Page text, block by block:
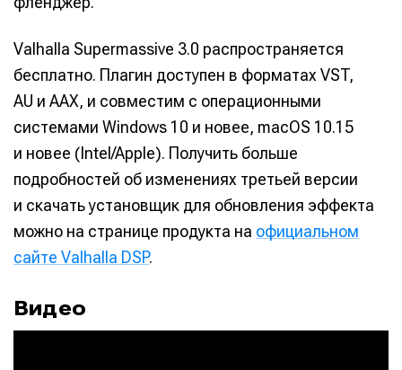
Valhalla Supermassive 3.0 распространяется
бесплатно. Плагин доступен в форматах VST,
AU и AAX, и совместим с операционными
системами Windows 10 и новее, macOS 10.15
и новее (Intel/Apple). Получить больше
подробностей об изменениях третьей версии
и скачать установщик для обновления эффекта
можно на странице продукта на официальном
сайте Valhalla DSP.
Видео